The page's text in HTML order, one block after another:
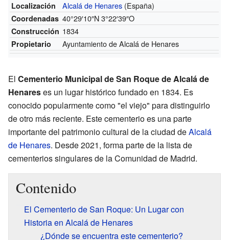
Localización Alcalá de Henares (España)
Coordenadas 40°29′10″N3°22′39″O
Construcción 1834
Propietario Ayuntamiento de Alcalá de Henares
El Cementerio Municipal de San Roque de Alcalá de
Henareses un lugar histórico fundado en 1834. Es
conocido popularmente como "el viejo" para distinguirlo
de otro más reciente. Este cementerio es una parte
importante del patrimonio cultural de la ciudad deAlcalá
de Henares. Desde 2021, forma parte de la lista de
cementerios singulares de la Comunidad de Madrid.
Contenido
El Cementerio de San Roque: Un Lugar con
Historia en Alcalá de Henares
¿Dónde se encuentra este cementerio?